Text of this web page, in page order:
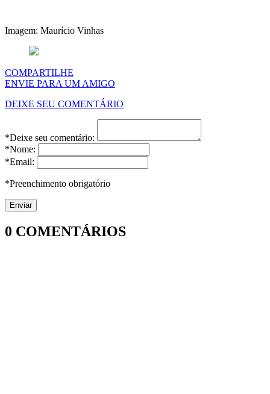
Imagem: Maurício Vinhas
COMPARTILHE
ENVIE PARA UM AMIGO
DEIXE SEU COMENTÁRIO
*Deixe seu comentário:
*Nome:
*Email:
*Preenchimento obrigatório
0 COMENTÁRIOS